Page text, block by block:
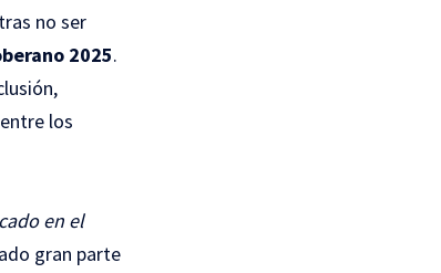
no ser
2025.
los
en el
gran parte